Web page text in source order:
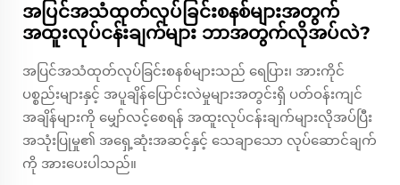
အပြင်အသံထုတ်လုပ်ခြင်းစနစ်များအတွက်
အထူးလုပ်ငန်းချက်များ ဘာအတွက်လိုအပ်လဲ?
အပြင်အသံထုတ်လုပ်ခြင်းစနစ်များသည် ရေပြား၊ အားကိုင်
ပစ္စည်းများနှင့် အပူချိန်ပြောင်းလဲမှုများအတွင်းရှိ ပတ်ဝန်းကျင်
အချိန်များကို မျှော်လင့်စေရန် အထူးလုပ်ငန်းချက်များလိုအပ်ပြီး
အသုံးပြုမှု၏ အရှေ့ဆုံးအဆင့်နှင့် သေချာသော လုပ်ဆောင်ချက်
ကို အားပေးပါသည်။